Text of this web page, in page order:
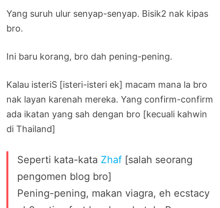
Yang suruh ulur senyap-senyap. Bisik2 nak kipas
bro.
Ini baru korang, bro dah pening-pening.
Kalau isteriS [isteri-isteri ek] macam mana la bro
nak layan karenah mereka. Yang confirm-confirm
ada ikatan yang sah dengan bro [kecuali kahwin
di Thailand]
Seperti kata-kata Zhaf [salah seorang
pengomen blog bro]
Pening-pening, makan viagra, eh ecstacy